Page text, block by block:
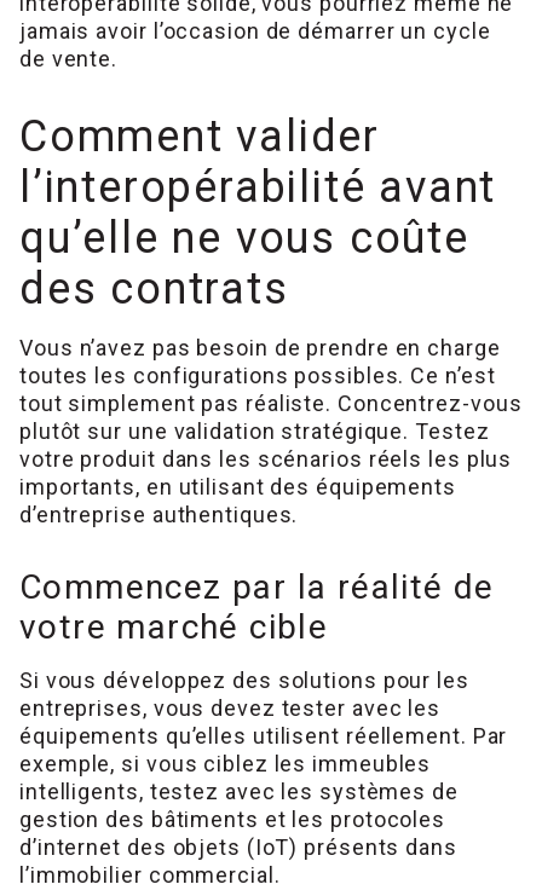
jamais avoir l’occasion de démarrer un cycle
de vente.
Comment valider
l’interopérabilité avant
qu’elle ne vous coûte
des contrats
Vous n’avez pas besoin de prendre en charge
toutes les configurations possibles. Ce n’est
tout simplement pas réaliste. Concentrez-vous
plutôt sur une validation stratégique. Testez
votre produit dans les scénarios réels les plus
importants, en utilisant des équipements
d’entreprise authentiques.
Commencez par la réalité de
votre marché cible
Si vous développez des solutions pour les
entreprises, vous devez tester avec les
équipements qu’elles utilisent réellement. Par
exemple, si vous ciblez les immeubles
intelligents, testez avec les systèmes de
gestion des bâtiments et les protocoles
d’internet des objets (IoT) présents dans
l’immobilier commercial.